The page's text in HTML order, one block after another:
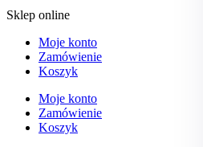
Sklep online
Moje konto
Zamówienie
Koszyk
Moje konto
Zamówienie
Koszyk